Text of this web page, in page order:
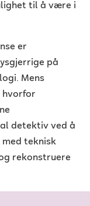
til å være i
er
på
Mens
hvorfor
detektiv ved å
teknisk
rekonstruere